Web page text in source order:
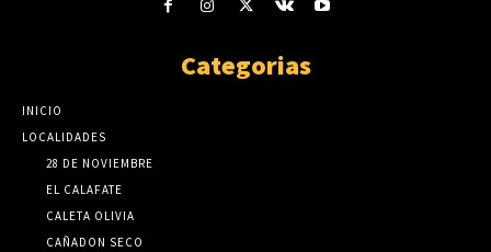
Categorias
INICIO
LOCALIDADES
28 DE NOVIEMBRE
EL CALAFATE
CALETA OLIVIA
CAÑADON SECO